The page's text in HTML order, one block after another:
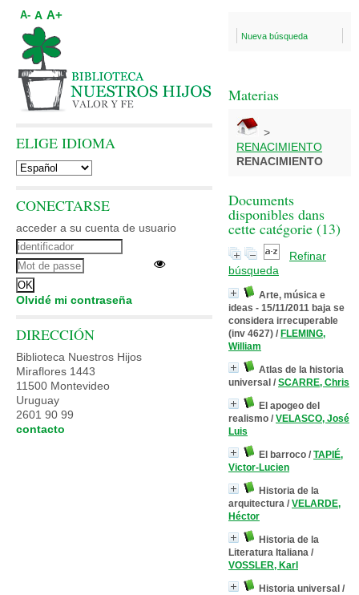
Nueva búsqueda
Materias
>
RENACIMIENTO
RENACIMIENTO
Documents
disponibles dans
cette catégorie (13)
Refinar
búsqueda
Arte, música e
ideas - 15/11/2011 baja se
considera irrecuperable
(inv 4627) / FLEMING,
William
Atlas de la historia
universal / SCARRE, Chris
El apogeo del
realismo / VELASCO, José
Luis
El barroco / TAPIÉ,
Victor-Lucien
Historia de la
arquitectura / VELARDE,
Héctor
Historia de la
Literatura Italiana /
VOSSLER, Karl
Historia universal /
A- A A+
ELIGE IDIOMA
CONECTARSE
acceder a su cuenta de usuario
Olvidé mi contraseña
DIRECCIÓN
Biblioteca Nuestros Hijos
Miraflores 1443
11500 Montevideo
Uruguay
2601 90 99
contacto